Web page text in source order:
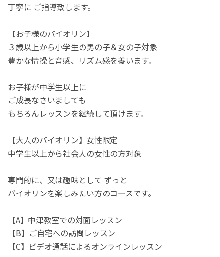
丁寧に ご指導致します。
【お子様のバイオリン】
３歳以上から小学生の男の子＆女の子対象
豊かな情操と音感、リズム感を養います。
お子様が中学生以上に
ご成長なさいましても
もちろんレッスンを継続して頂けます。
【大人のバイオリン】女性限定
中学生以上から社会人の女性の方対象
専門的に、又は趣味として ずっと
バイオリンを楽しみたい方のコースです。
【A】中津教室での対面レッスン
【B】ご自宅への訪問レッスン
【C】ビデオ通話によるオンラインレッスン